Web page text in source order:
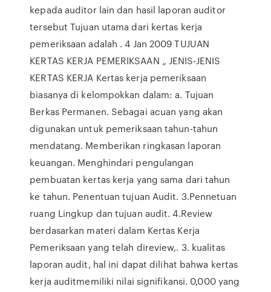
kepada auditor lain dan hasil laporan auditor
tersebut Tujuan utama dari kertas kerja
pemeriksaan adalah . 4 Jan 2009 TUJUAN
KERTAS KERJA PEMERIKSAAN „ JENIS-JENIS
KERTAS KERJA Kertas kerja pemeriksaan
biasanya di kelompokkan dalam: a. Tujuan
Berkas Permanen. Sebagai acuan yang akan
digunakan untuk pemeriksaan tahun-tahun
mendatang. Memberikan ringkasan laporan
keuangan. Menghindari pengulangan
pembuatan kertas kerja yang sama dari tahun
ke tahun. Penentuan tujuan Audit. 3.Pennetuan
ruang Lingkup dan tujuan audit. 4.Review
berdasarkan materi dalam Kertas Kerja
Pemeriksaan yang telah direview,. 3. kualitas
laporan audit, hal ini dapat dilihat bahwa kertas
kerja auditmemiliki nilai signifikansi. 0,000 yang